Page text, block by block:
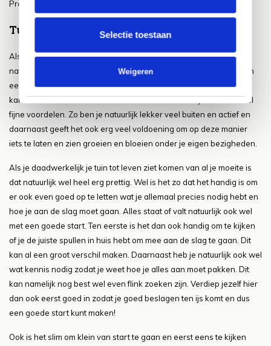
Selectie toestaan
Weigeren
Precies zoals het dus de bedoeling is!
Tuinieren voor beginners
Als je een beginner bent op het gebied van tuinieren dan valt er
natuurlijk nog veel te leren. Wel zie je vaak al snel dat het tuinieren
een hele fijne nieuwe hobby kan worden waar je veel plezier aan
kan beleven. Het is dan ook zeker weten een hobby met heel veel
fijne voordelen. Zo ben je natuurlijk lekker veel buiten en actief en
daarnaast geeft het ook erg veel voldoening om op deze manier
iets te laten en zien groeien en bloeien onder je eigen bezigheden.
Als je daadwerkelijk je tuin tot leven ziet komen van al je moeite is
dat natuurlijk wel heel erg prettig. Wel is het zo dat het handig is om
er ook even goed op te letten wat je allemaal precies nodig hebt en
hoe je aan de slag moet gaan. Alles staat of valt natuurlijk ook wel
met een goede start. Ten eerste is het dan ook handig om te kijken
of je de juiste spullen in huis hebt om mee aan de slag te gaan. Dit
kan al een groot verschil maken. Daarnaast heb je natuurlijk ook wel
wat kennis nodig zodat je weet hoe je alles aan moet pakken. Dit
kan namelijk nog best wel even flink zoeken zijn. Verdiep jezelf hier
dan ook eerst goed in zodat je goed beslagen ten ijs komt en dus
een goede start kunt maken!
Ook is het slim om klein van start te gaan en eerst eens te kijken